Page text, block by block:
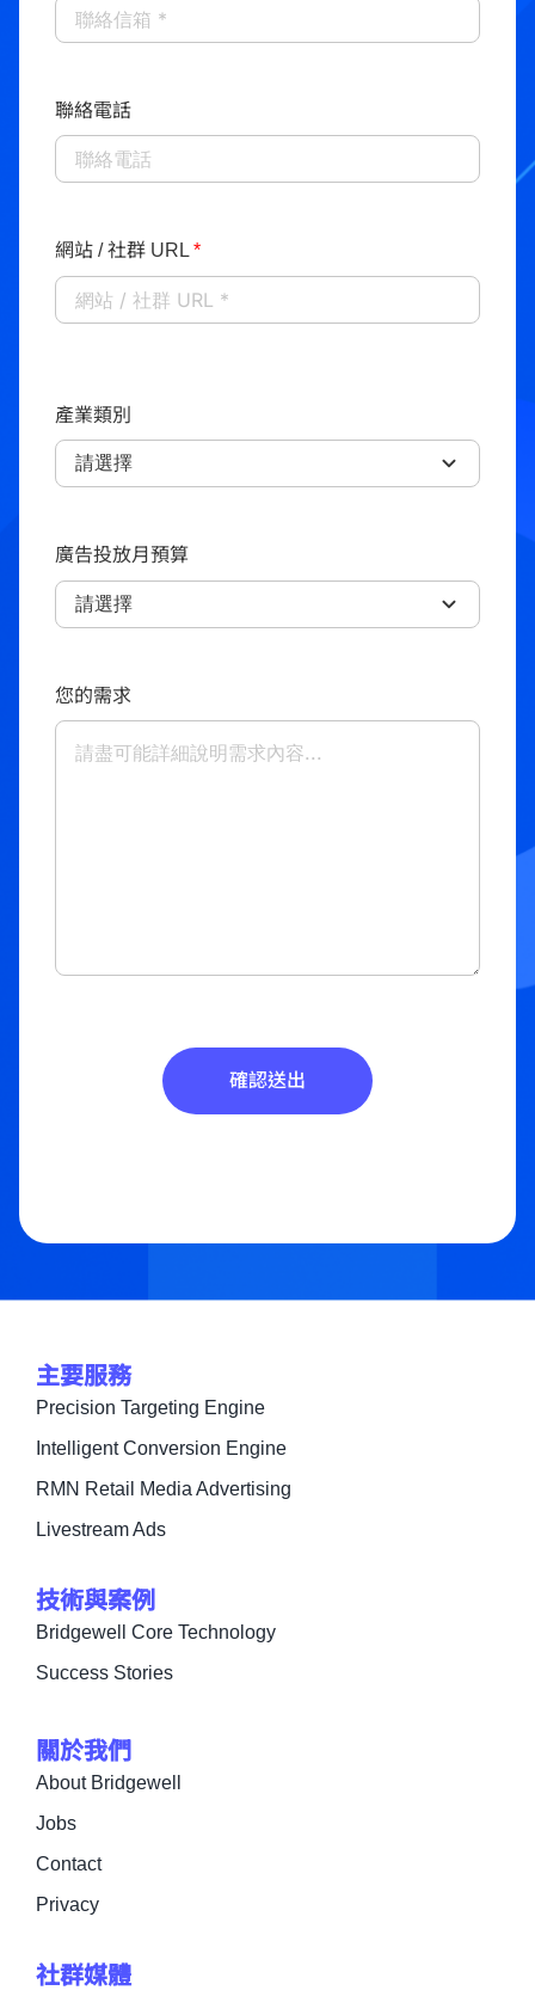
聯絡電話
網站 / 社群 URL*
產業類別
廣告投放月預算
您的需求
確認送出
主要服務
Precision Targeting Engine
Intelligent Conversion Engine
RMN Retail Media Advertising
Livestream Ads
技術與案例
Bridgewell Core Technology
Success Stories
關於我們
About Bridgewell
Jobs
Contact
Privacy
社群媒體